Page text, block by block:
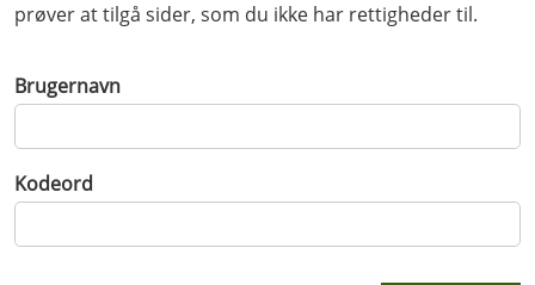
prøver at tilgå sider, som du ikke har rettigheder til.
Brugernavn
Kodeord